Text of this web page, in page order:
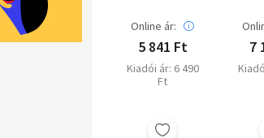
pszichikus
képességek
felébresztésére
Online ár:
5 841 Ft
Kiadói ár: 6 490
Ft
7